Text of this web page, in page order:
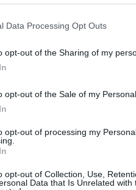
Data Processing Opt Outs
opt-out of the Sharing of my
opt-out of the Sale of my
opt-out of processing my
opt-out of Collection, Use,
Data that Is Unrelated
épp házon kívül van, akkor is
egy egyszerű toll is milyen
bőrpólóba, de másnak van helye!
a lába közt van
kombiné, nagyon átlátszó